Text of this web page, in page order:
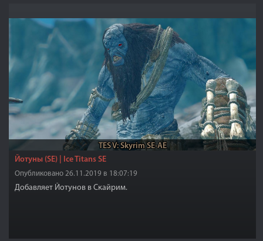
TES V: Skyrim SE-AE
Йотуны (SE) | Ice Titans SE
Опубликовано 26.11.2019 в 18:07:19
Добавляет Йотунов в Скайрим.